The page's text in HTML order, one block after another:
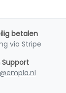
betalen
via Stripe
Support